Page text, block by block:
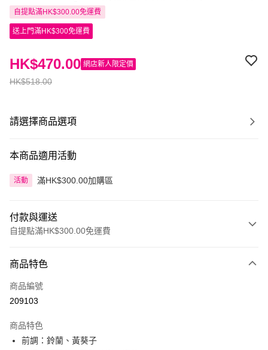
自提點滿HK$300.00免運費
送上門滿HK$300免運費
HK$518.00
HK$470.00 網店新人限定價
請選擇商品選項
本商品適用活動
活動 滿HK$300.00加購區
付款與運送
自提點滿HK$300.00免運費
信用卡
Apple Pay
PayMe
商品特色
商品編號
209103
商品特色
前調：鈴蘭、黃葵子